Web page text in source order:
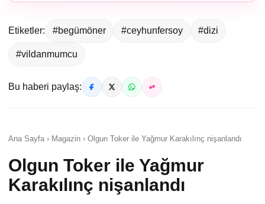
Etiketler: #begümöner #ceyhunfersoy #dizi
#vildanmumcu
Bu haberi paylaş:
Ana Sayfa › Magazin › Olgun Toker ile Yağmur Karakılınç nişanlandı
Olgun Toker ile Yağmur
Karakılınç nişanlandı